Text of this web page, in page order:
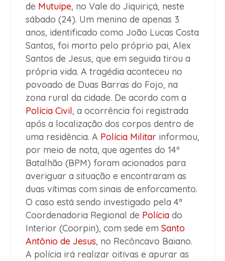
de Mutuípe, no Vale do Jiquiriçá, neste
sábado (24). Um menino de apenas 3
anos, identificado como João Lucas Costa
Santos, foi morto pelo próprio pai, Alex
Santos de Jesus, que em seguida tirou a
própria vida. A tragédia aconteceu no
povoado de Duas Barras do Fojo, na
zona rural da cidade. De acordo com a
Polícia Civil, a ocorrência foi registrada
após a localização dos corpos dentro de
uma residência. A Polícia Militar informou,
por meio de nota, que agentes do 14º
Batalhão (BPM) foram acionados para
averiguar a situação e encontraram as
duas vítimas com sinais de enforcamento.
O caso está sendo investigado pela 4ª
Coordenadoria Regional de Polícia do
Interior (Coorpin), com sede em Santo
Antônio de Jesus, no Recôncavo Baiano.
A polícia irá realizar oitivas e apurar as